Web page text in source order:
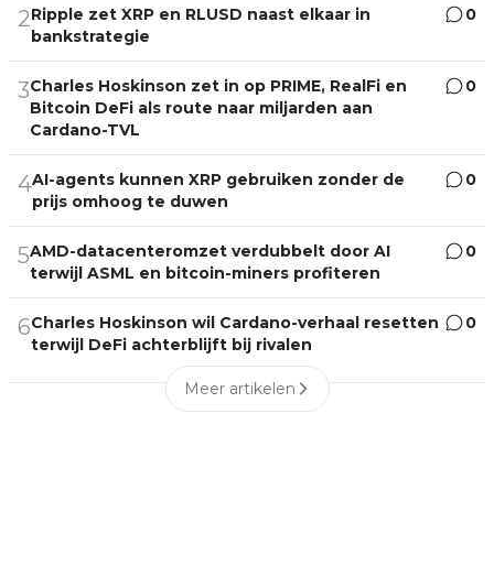
2Ripple zet XRP en RLUSD naast elkaar in
bankstrategie
0
3Charles Hoskinson zet in op PRIME, RealFi en
Bitcoin DeFi als route naar miljarden aan
Cardano-TVL
0
4AI-agents kunnen XRP gebruiken zonder de
prijs omhoog te duwen
0
5AMD-datacenteromzet verdubbelt door AI
terwijl ASML en bitcoin-miners profiteren
0
6Charles Hoskinson wil Cardano-verhaal resetten
terwijl DeFi achterblijft bij rivalen
0
Meer artikelen